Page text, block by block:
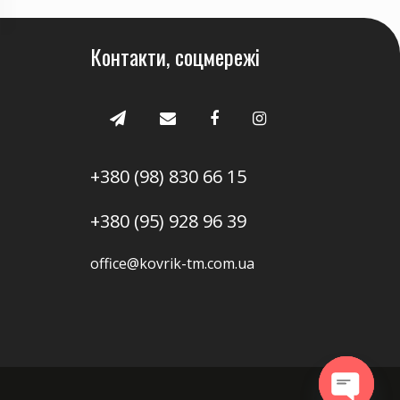
Контакти, соцмережі
+380 (98) 830 66 15
+380 (95) 928 96 39
office@kovrik-tm.com.ua